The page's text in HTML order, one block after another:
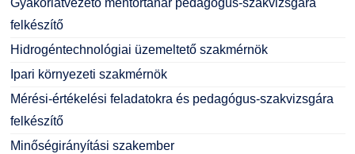
Gyakorlatvezető mentortanár pedagógus-szakvizsgára
felkészítő
Hidrogéntechnológiai üzemeltető szakmérnök
Ipari környezeti szakmérnök
Mérési-értékelési feladatokra és pedagógus-szakvizsgára
felkészítő
Minőségirányítási szakember